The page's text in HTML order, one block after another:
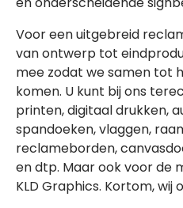
Voor een uitgebreid
van ontwerp tot
mee zodat we samen tot
komen. U kunt bij ons
printen, digitaal drukken,
spandoeken, vlaggen,
reclameborden,
en dtp. Maar ook voor de
KLD Graphics. Kortom, wij